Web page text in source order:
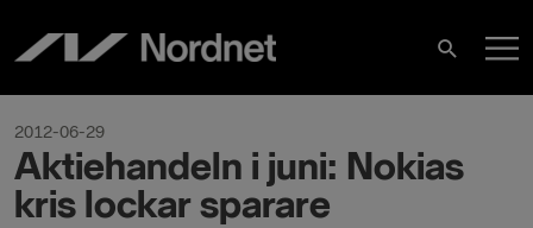
content
Search
2012-06-29
Aktiehandeln i juni: Nokias
kris lockar sparare